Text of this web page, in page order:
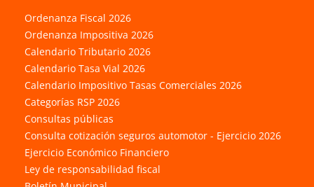
Ordenanza Fiscal 2026
Ordenanza Impositiva 2026
Calendario Tributario 2026
Calendario Tasa Vial 2026
Calendario Impositivo Tasas Comerciales 2026
Categorías RSP 2026
Consultas públicas
Consulta cotización seguros automotor - Ejercicio 2026
Ejercicio Económico Financiero
Ley de responsabilidad fiscal